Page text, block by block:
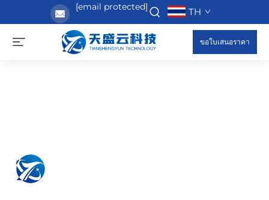
[email protected] TH
ขอใบเสนอราคา